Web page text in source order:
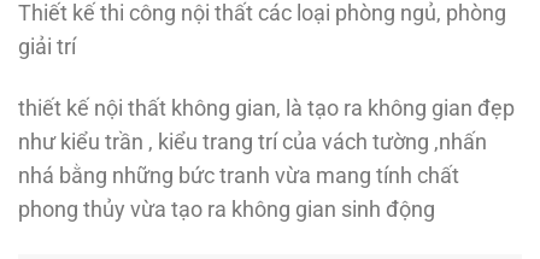
Thiết kế thi công nội thất các loại phòng ngủ, phòng
giải trí
thiết kế nội thất không gian, là tạo ra không gian đẹp
như kiểu trần , kiểu trang trí của vách tường ,nhấn
nhá bằng những bức tranh vừa mang tính chất
phong thủy vừa tạo ra không gian sinh động